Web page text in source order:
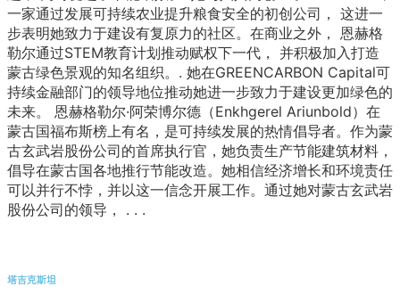
一家通过发展可持续农业提升粮食安全的初创公司， 这进一
步表明她致力于建设有复原力的社区。 在商业之外， 恩赫格
勒尔通过STEM教育计划推动赋权下一代， 并积极加入打造
蒙古绿色景观的知名组织。 . 她在GREENCARBON Capital可
持续金融部门的领导地位推动她进一步致力于建设更加绿色的
未来。 恩赫格勒尔·阿荣博尔德（Enkhgerel Ariunbold）在
蒙古国福布斯榜上有名，是可持续发展的热情倡导者。作为蒙
古玄武岩股份公司的首席执行官，她负责生产节能建筑材料，
倡导在蒙古国各地推行节能改造。她相信经济增长和环境责任
可以并行不悖，并以这一信念开展工作。通过她对蒙古玄武岩
股份公司的领导，
. . .
塔吉克斯坦